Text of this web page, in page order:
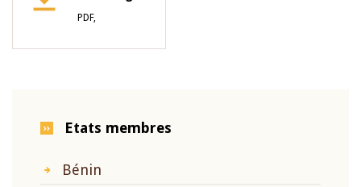
PDF,
Etats membres
Bénin